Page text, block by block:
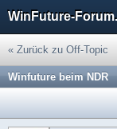
WinFuture-
« Zurück zu Off-Topic
Winfuture beim NDR